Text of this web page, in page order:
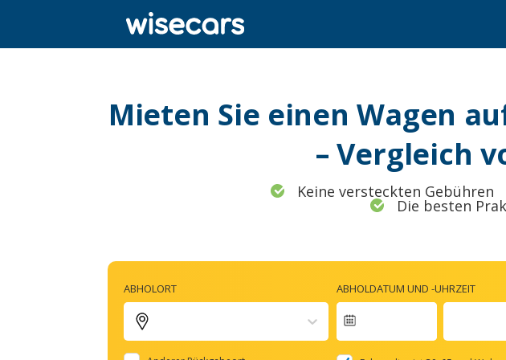
Mieten Sie einen Wagen
– Vergleich
Keine versteckten Gebühren
Die besten
ABHOLORT ABHOLDATUM UND -UHRZEIT